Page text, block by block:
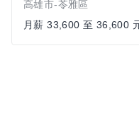
高雄市-苓雅區
月薪 33,600 至 36,600